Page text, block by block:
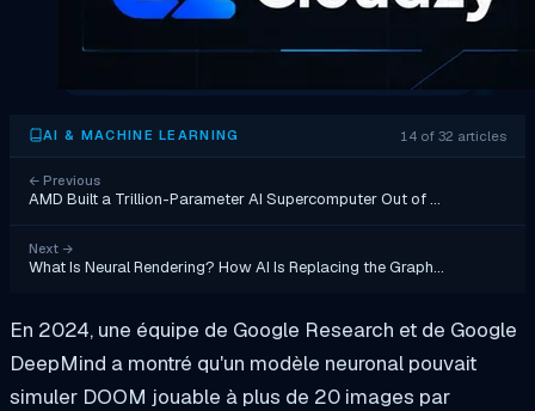
AI & MACHINE LEARNING 14 of 32 articles
← Previous
AMD Built a Trillion-Parameter AI Supercomputer Out of …
Next →
What Is Neural Rendering? How AI Is Replacing the Graph…
En 2024, une équipe de Google Research et de Google
DeepMind a montré qu'un modèle neuronal pouvait
simuler DOOM jouable à plus de 20 images par